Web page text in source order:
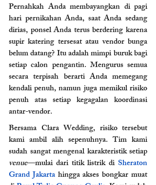
Pernahkah Anda membayangkan di pagi
hari pernikahan Anda, saat Anda sedang
dirias, ponsel Anda terus berdering karena
supir katering tersesat atau vendor bunga
belum datang? Itu adalah mimpi buruk bagi
setiap calon pengantin. Mengurus semua
secara terpisah berarti Anda memegang
kendali penuh, namun juga memikul risiko
penuh atas setiap kegagalan koordinasi
antar-vendor.
Bersama Clara Wedding, risiko tersebut
kami ambil alih sepenuhnya. Tim kami
venue—mulai dari titik listrik di Sheraton
Grand Jakarta hingga akses bongkar muat